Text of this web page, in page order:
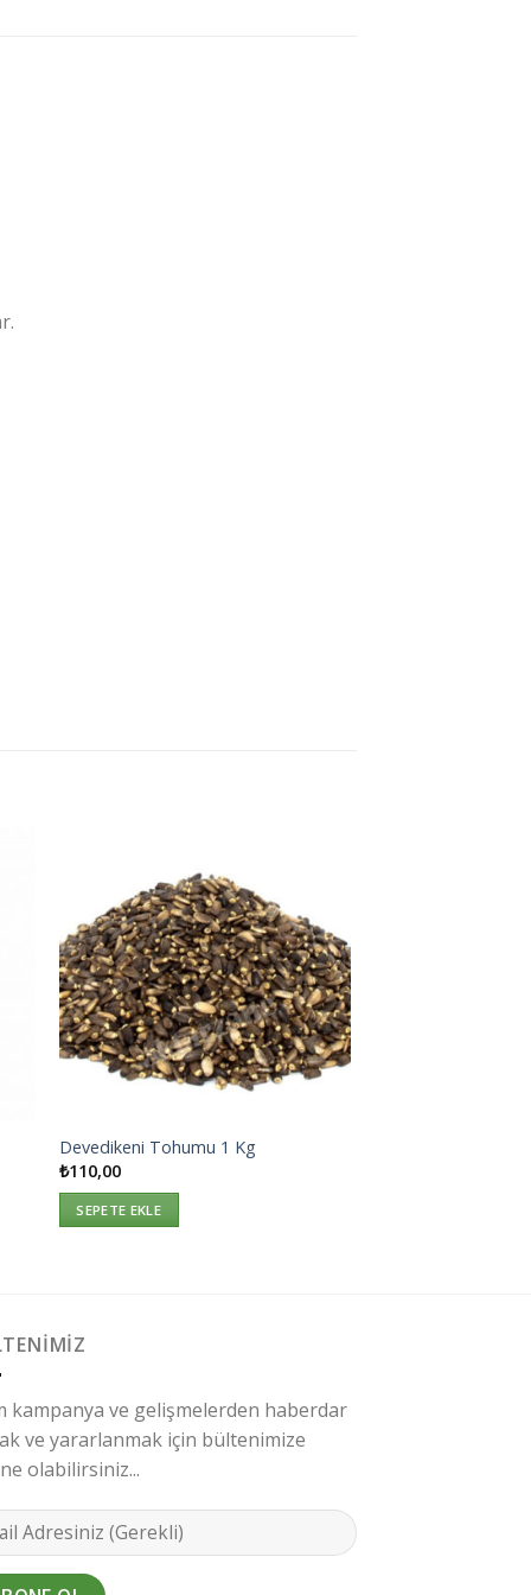
İstek
Listeme
Ekle
Devedikeni Tohumu 1 Kg
₺110,00
SEPETE EKLE
kampanya ve gelişmelerden haberdar
ve yararlanmak için bültenimize
olabilirsiniz...